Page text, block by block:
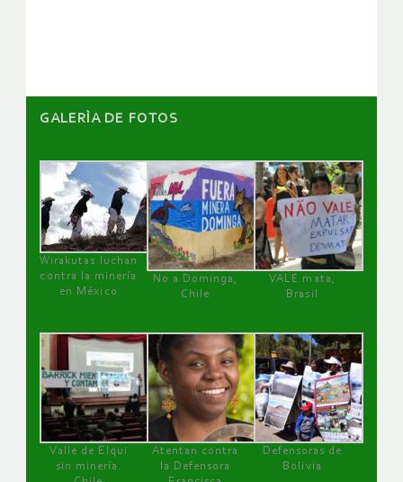
GALERÌA DE FOTOS
Wirakutas luchan
contra la minería
en México
No a Dominga,
Chile
VALE mata,
Brasil
Valle de Elqui
sin minería.
Atentan contra
la Defensora
Defensoras de
Bolivia